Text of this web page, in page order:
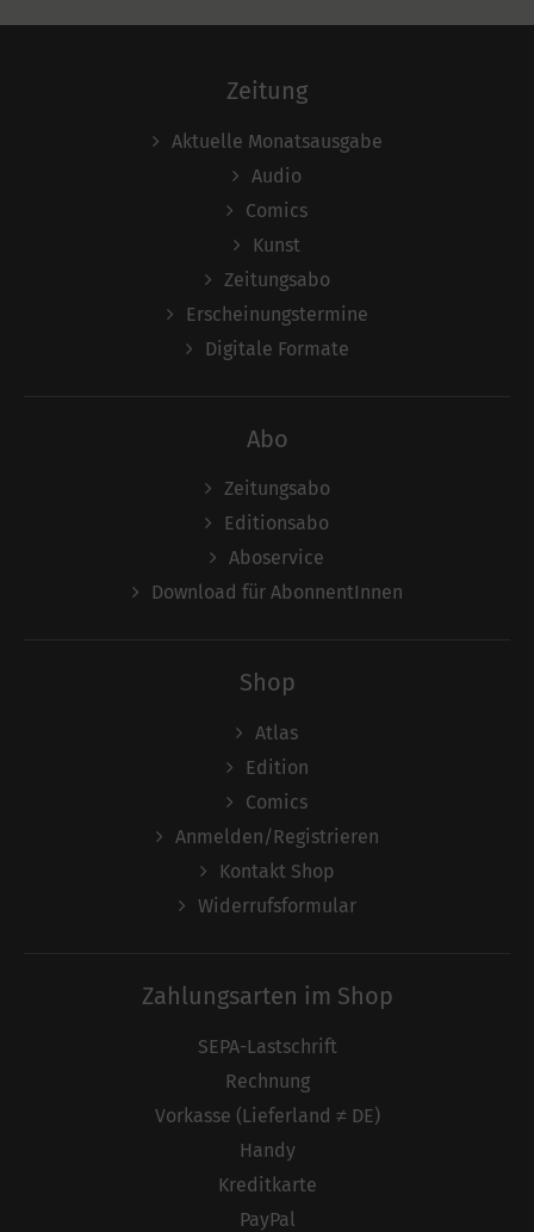
Zeitung
Aktuelle Monatsausgabe
Audio
Comics
Kunst
Zeitungsabo
Erscheinungstermine
Digitale Formate
Abo
Zeitungsabo
Editionsabo
Aboservice
Download für AbonnentInnen
Shop
Atlas
Edition
Comics
Anmelden/Registrieren
Kontakt Shop
Widerrufsformular
Zahlungsarten im Shop
SEPA-Lastschrift
Rechnung
Vorkasse (Lieferland ≠ DE)
Handy
Kreditkarte
PayPal